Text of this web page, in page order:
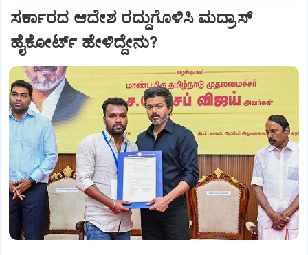
ಸರ್ಕಾರದ ಆದೇಶ ರದ್ದುಗೊಳಿಸಿ ಮದ್ರಾಸ್
ಹೈಕೋರ್ಟ್ ಹೇಳಿದ್ದೇನು?